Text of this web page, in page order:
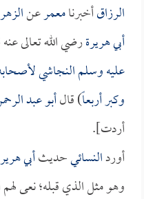
الرزاقأخبرنامعمرعن
أبي هريرةرضي الله تعالى
عليه وسلمالنجاشي
وكبر أربعاً) قالأبو عبد
أردت].
أوردالنسائيحديثأبي
وهو مثل الذي قبله؛ نعى